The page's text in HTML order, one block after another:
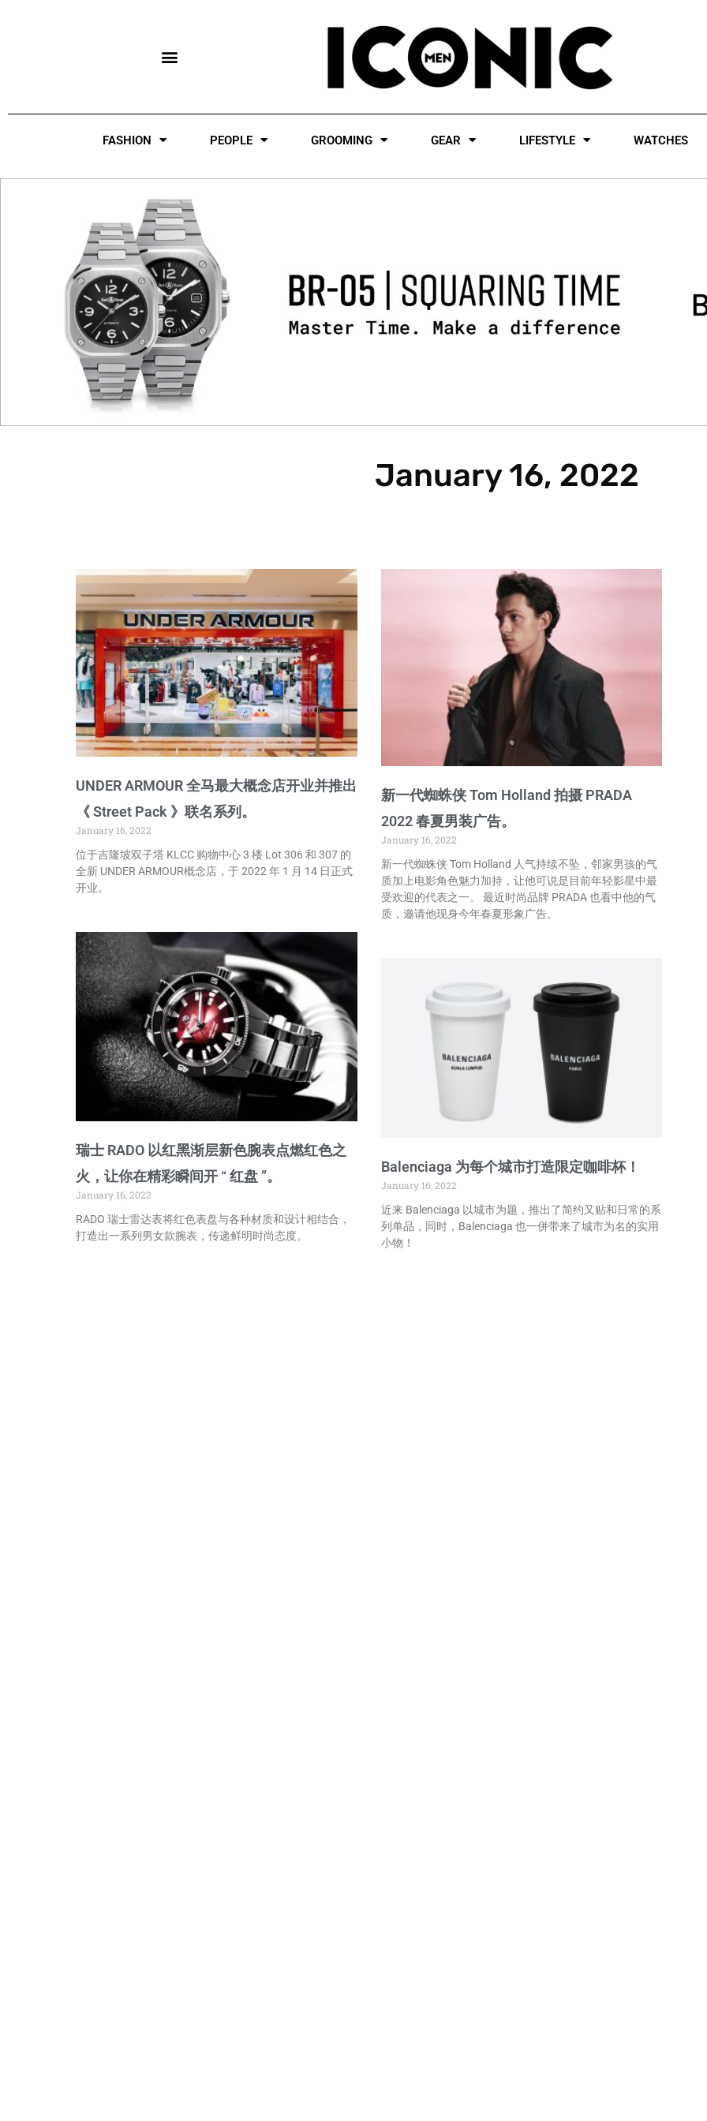
FASHION PEOPLE GROOMING GEAR LIFESTYLE WATCHES
January 16, 2022
UNDER ARMOUR 全马最大概念店开业并推出
《 Street Pack 》联名系列。
January 16, 2022
位于吉隆坡双子塔 KLCC 购物中心 3 楼 Lot 306 和 307 的
全新 UNDER ARMOUR概念店，于 2022 年 1 月 14 日正式
开业。
新一代蜘蛛侠 Tom Holland 拍摄 PRADA
2022 春夏男装广告。
January 16, 2022
新一代蜘蛛侠 Tom Holland 人气持续不坠，邻家男孩的气
质加上电影角色魅力加持，让他可说是目前年轻影星中最
受欢迎的代表之一。 最近时尚品牌 PRADA 也看中他的气
质，邀请他现身今年春夏形象广告。
瑞士 RADO 以红黑渐层新色腕表点燃红色之
火，让你在精彩瞬间开 “ 红盘 ”。
January 16, 2022
RADO 瑞士雷达表将红色表盘与各种材质和设计相结合，
打造出一系列男女款腕表，传递鲜明时尚态度。
Balenciaga 为每个城市打造限定咖啡杯！
January 16, 2022
近来 Balenciaga 以城市为题，推出了简约又贴和日常的系
列单品，同时，Balenciaga 也一併带来了城市为名的实用
小物！